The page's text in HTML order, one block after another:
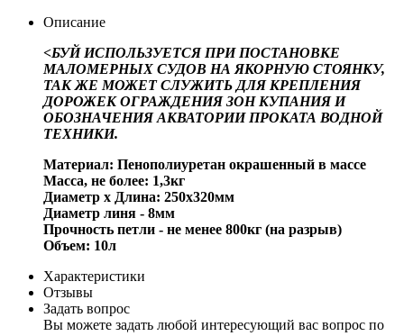
Описание
<БУЙ ИСПОЛЬЗУЕТСЯ ПРИ ПОСТАНОВКЕ
МАЛОМЕРНЫХ СУДОВ НА ЯКОРНУЮ СТОЯНКУ,
ТАК ЖЕ МОЖЕТ СЛУЖИТЬ ДЛЯ КРЕПЛЕНИЯ
ДОРОЖЕК ОГРАЖДЕНИЯ ЗОН КУПАНИЯ И
ОБОЗНАЧЕНИЯ АКВАТОРИИ ПРОКАТА ВОДНОЙ
ТЕХНИКИ.
Материал: Пенополиуретан окрашенный в массе
Масса, не более: 1,3кг
Диаметр х Длина: 250х320мм
Диаметр линя - 8мм
Прочность петли - не менее 800кг (на разрыв)
Объем: 10л
Характеристики
Отзывы
Задать вопрос
Вы можете задать любой интересующий вас вопрос по